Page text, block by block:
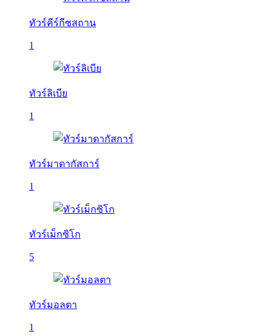
ทัวร์คีร์กีซสถาน
1
ทัวร์ลิเบีย
1
ทัวร์มาดากัสการ์
1
ทัวร์เม็กซิโก
5
ทัวร์มอลตา
1